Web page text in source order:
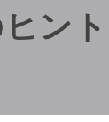
ント